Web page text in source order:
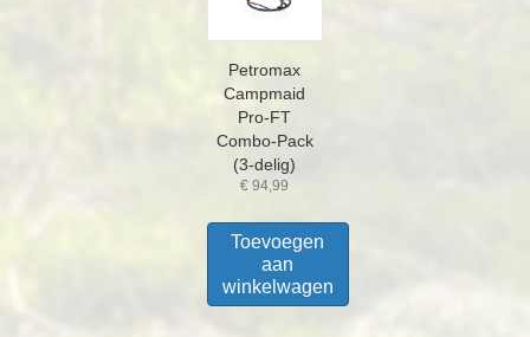
Petromax
Campmaid
Pro-FT
Combo-Pack
(3-delig)
€ 94,99
Toevoegen
aan
winkelwagen